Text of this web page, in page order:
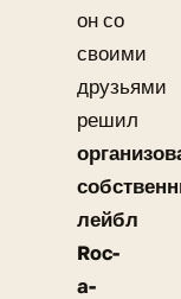
он со
своими
друзьями
решил
лейбл
Roc-
a-